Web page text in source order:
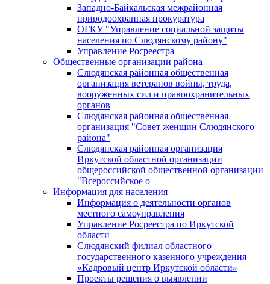
Западно-Байкальская межрайонная
природоохранная прокуратура
ОГКУ "Управление социальной защиты
населения по Слюдянскому району"
Управление Росреестра
Общественные организации района
Слюдянская районная общественная
организация ветеранов войны, труда,
вооруженных сил и правоохранительных
органов
Слюдянская районная общественная
организация "Совет женщин Слюдянского
района"
Слюдянская районная организация
Иркутской областной организации
общероссийской общественной организации
"Всероссийское о
Информация для населения
Информация о деятельности органов
местного самоуправления
Управление Росреестра по Иркутской
области
Слюдянский филиал областного
государственного казенного учреждения
«Кадровый центр Иркутской области»
Проекты решения о выявлении